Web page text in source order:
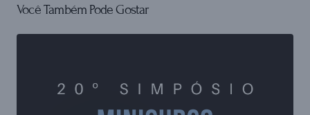
Você Também Pode Gostar